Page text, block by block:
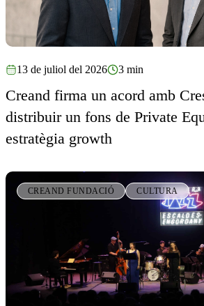
13 de juliol del 2026 3 min
Creand firma un acord amb
distribuir un fons de Private
estratègia growth
CREAND FUNDACIÓ CULTURA